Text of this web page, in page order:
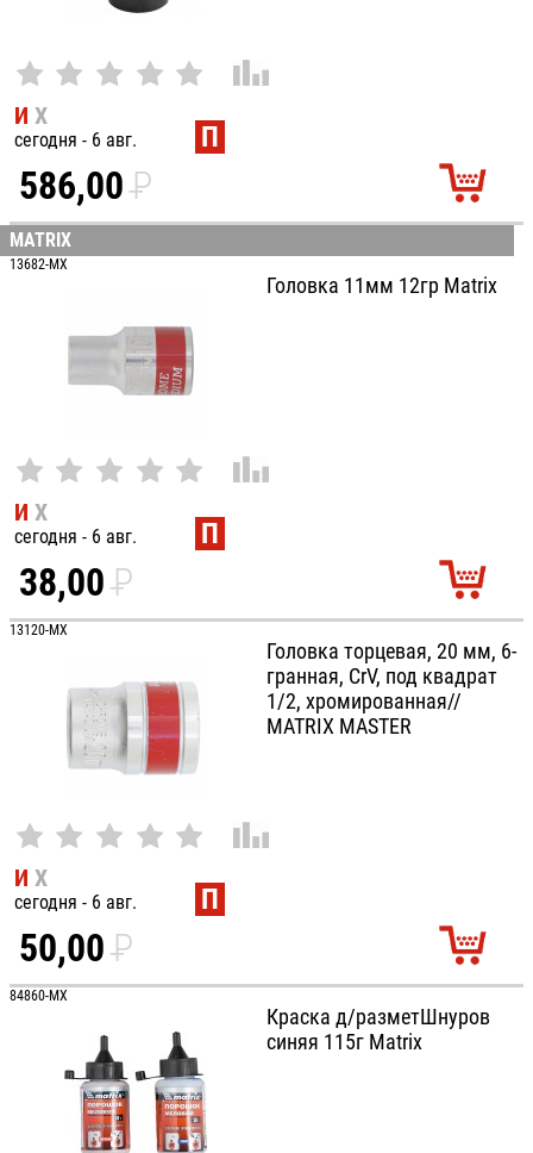
И Х
сегодня - 6 авг. П
586,00P
УБ.
MATRIX
13682-MX
Головка 11мм 12гр Matrix
И Х
сегодня - 6 авг. П
38,00P
УБ.
13120-MX
Головка торцевая, 20 мм, 6-
гранная, CrV, под квадрат
1/2, хромированная//
MATRIX MASTER
И Х
сегодня - 6 авг. П
50,00P
УБ.
84860-MX
Краска д/разметШнуров
синяя 115г Matrix